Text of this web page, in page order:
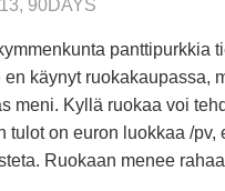
90DAYS
panttipurkkia
en käynyt ruokakaupassa,
meni. Kyllä ruokaa voi
tulot on euron luokkaa /pv,
Ruokaan menee